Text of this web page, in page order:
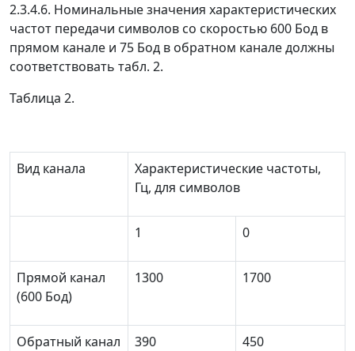
2.3.4.6. Номинальные значения характеристических
частот передачи символов со скоростью 600 Бод в
прямом канале и 75 Бод в обратном канале должны
соответствовать табл. 2.
Таблица 2.
Вид канала
Характеристические частоты,
Гц, для символов
1 0
Прямой канал
(600 Бод)
1300 1700
Обратный канал
390 450